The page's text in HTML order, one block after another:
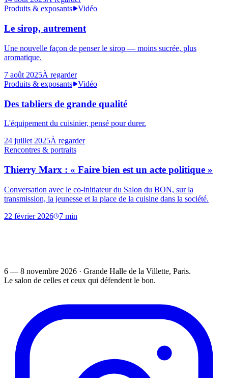
Produits & exposants
Vidéo
Le sirop, autrement
Une nouvelle façon de penser le sirop — moins sucrée, plus
aromatique.
7 août 2025À regarder
Produits & exposants
Vidéo
Des tabliers de grande qualité
L'équipement du cuisinier, pensé pour durer.
24 juillet 2025À regarder
Rencontres & portraits
Thierry Marx : « Faire bien est un acte politique »
Conversation avec le co-initiateur du Salon du BON, sur la
transmission, la jeunesse et la place de la cuisine dans la société.
22 février 2026
7 min
6 — 8 novembre 2026 · Grande Halle de la Villette, Paris.
Le salon de celles et ceux qui défendent le bon.